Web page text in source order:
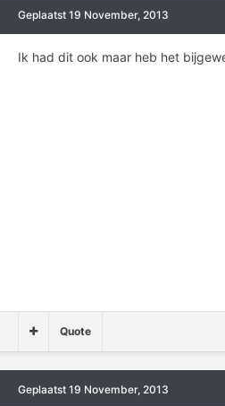
Geplaatst 19 November, 2013
Ik had dit ook maar heb het
Quote
Geplaatst 19 November, 2013